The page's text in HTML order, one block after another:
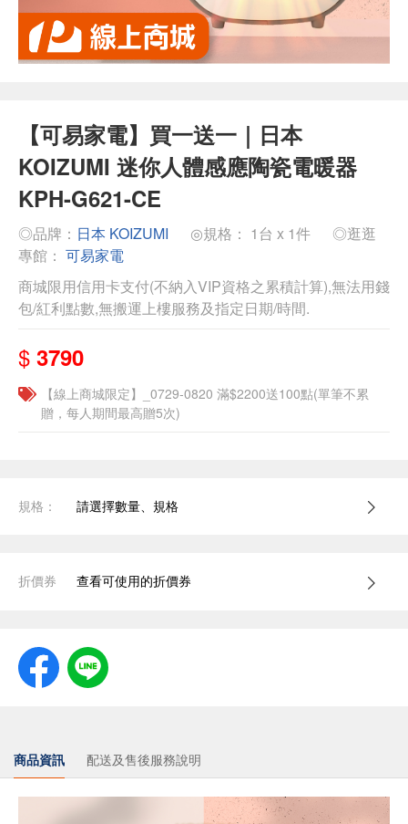
【可易家電】買一送一｜日本
KOIZUMI 迷你人體感應陶瓷電暖器
KPH-G621-CE
◎品牌： 日本 KOIZUMI ◎規格： 1台 x 1件
◎逛逛
專館： 可易家電
商城限用信用卡支付(不納入VIP資格之累積計算),無法用錢
包/紅利點數,無搬運上樓服務及指定日期/時間.
$ 3790
【線上商城限定】_0729-0820 滿$2200送100點(單筆不累
贈，每人期間最高贈5次)
規格： 請選擇數量、規格
折價券 查看可使用的折價券
商品資訊 配送及售後服務說明